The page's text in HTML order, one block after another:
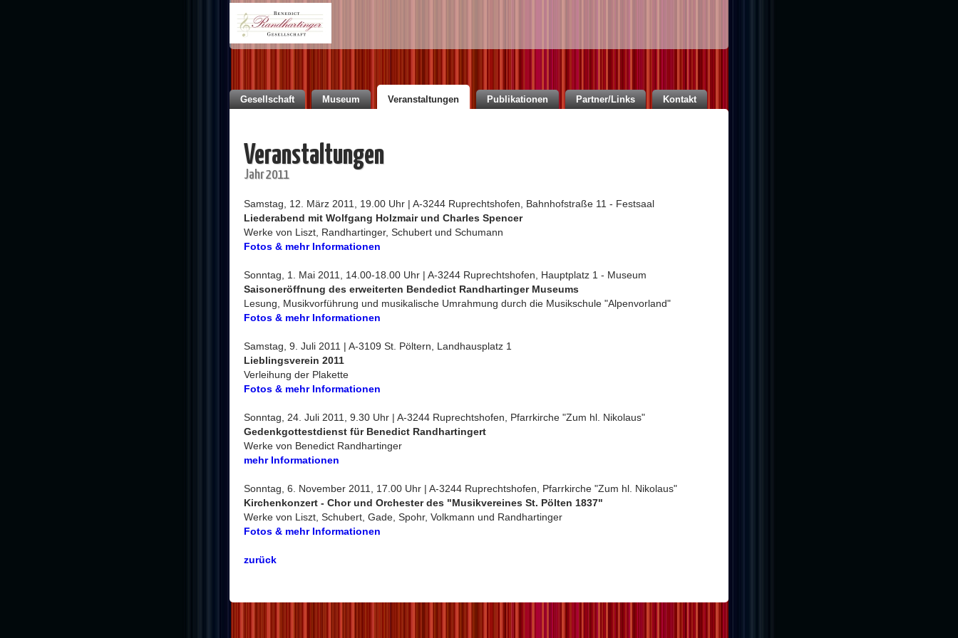
Gesellschaft Museum Veranstaltungen Publikationen Partner/Links Kontakt
Veranstaltungen
Jahr 2011
Samstag, 12. März 2011, 19.00 Uhr | A-3244 Ruprechtshofen, Bahnhofstraße 11 - Festsaal
Liederabend mit Wolfgang Holzmair und Charles Spencer
Werke von Liszt, Randhartinger, Schubert und Schumann
Fotos & mehr Informationen
Sonntag, 1. Mai 2011, 14.00-18.00 Uhr | A-3244 Ruprechtshofen, Hauptplatz 1 - Museum
Saisoneröffnung des erweiterten Bendedict Randhartinger Museums
Lesung, Musikvorführung und musikalische Umrahmung durch die Musikschule "Alpenvorland"
Fotos & mehr Informationen
Samstag, 9. Juli 2011 | A-3109 St. Pöltern, Landhausplatz 1
Lieblingsverein 2011
Verleihung der Plakette
Fotos & mehr Informationen
Sonntag, 24. Juli 2011, 9.30 Uhr | A-3244 Ruprechtshofen, Pfarrkirche "Zum hl. Nikolaus"
Gedenkgottestdienst für Benedict Randhartingert
Werke von Benedict Randhartinger
mehr Informationen
Sonntag, 6. November 2011, 17.00 Uhr | A-3244 Ruprechtshofen, Pfarrkirche "Zum hl. Nikolaus"
Kirchenkonzert - Chor und Orchester des "Musikvereines St. Pölten 1837"
Werke von Liszt, Schubert, Gade, Spohr, Volkmann und Randhartinger
Fotos & mehr Informationen
zurück